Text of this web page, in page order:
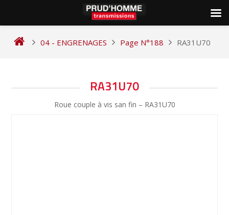
04 - ENGRENAGES Page N°188 RA31U70
RA31U70
Roue couple à vis san fin – RA31U70